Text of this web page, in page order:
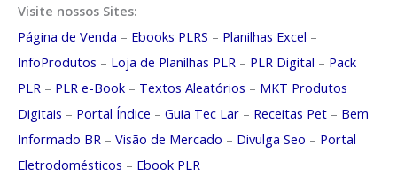
Visite nossos Sites:
Página de Venda – Ebooks PLRS – Planilhas Excel –
InfoProdutos – Loja de Planilhas PLR – PLR Digital – Pack
PLR – PLR e-Book – Textos Aleatórios – MKT Produtos
Digitais – Portal Índice – Guia Tec Lar – Receitas Pet – Bem
Informado BR – Visão de Mercado – Divulga Seo – Portal
Eletrodomésticos – Ebook PLR